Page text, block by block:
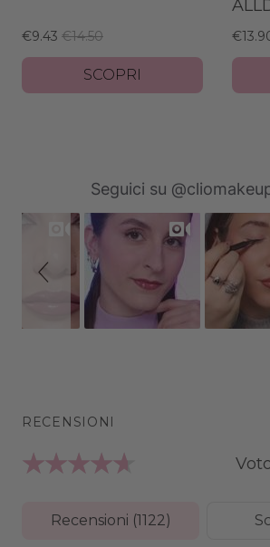
€9.43 €14.50
SCOPRI
Seguici su
Recensioni (1122)
RECENSIONI